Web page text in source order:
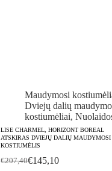
Maudymosi
Dviejų dalių
kostiumėliai,
LISE CHARMEL, HORIZONT BOREAL
ATSKIRAS DVIEJŲ DALIŲ MAUDYMOSI
KOSTIUMĖLIS
€207,40Original
€145,10
Current